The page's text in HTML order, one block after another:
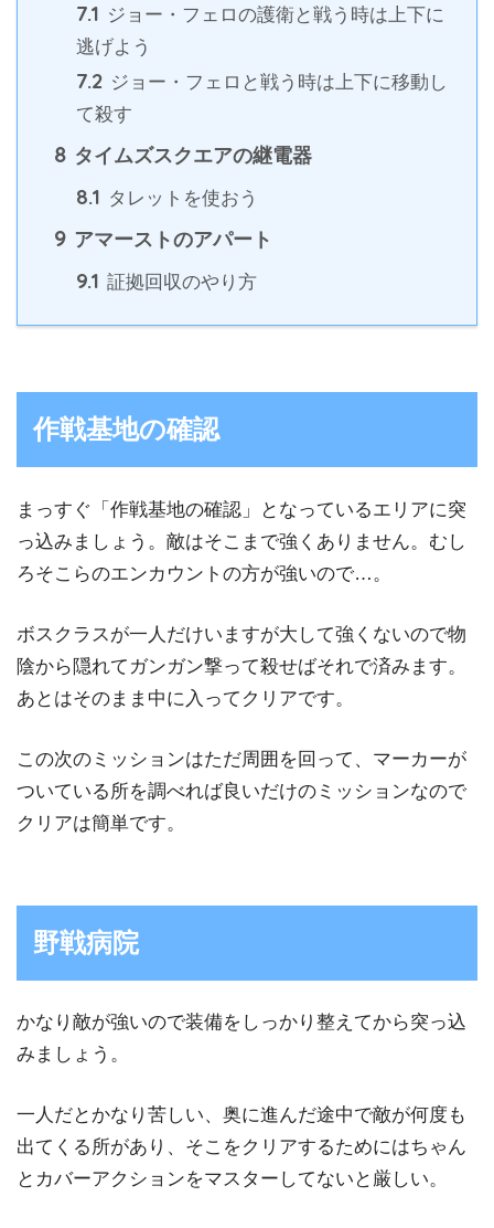
7.1 ジョー・フェロの護衛と戦う時は上下に
逃げよう
7.2 ジョー・フェロと戦う時は上下に移動し
て殺す
8 タイムズスクエアの継電器
8.1 タレットを使おう
9 アマーストのアパート
9.1 証拠回収のやり方
作戦基地の確認
まっすぐ「作戦基地の確認」となっているエリアに突
っ込みましょう。敵はそこまで強くありません。むし
ろそこらのエンカウントの方が強いので…。
ボスクラスが一人だけいますが大して強くないので物
陰から隠れてガンガン撃って殺せばそれで済みます。
あとはそのまま中に入ってクリアです。
この次のミッションはただ周囲を回って、マーカーが
ついている所を調べれば良いだけのミッションなので
クリアは簡単です。
野戦病院
かなり敵が強いので装備をしっかり整えてから突っ込
みましょう。
一人だとかなり苦しい、奥に進んだ途中で敵が何度も
出てくる所があり、そこをクリアするためにはちゃん
とカバーアクションをマスターしてないと厳しい。